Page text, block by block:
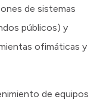
de sistemas
públicos) y
ofimáticas y
de equipos